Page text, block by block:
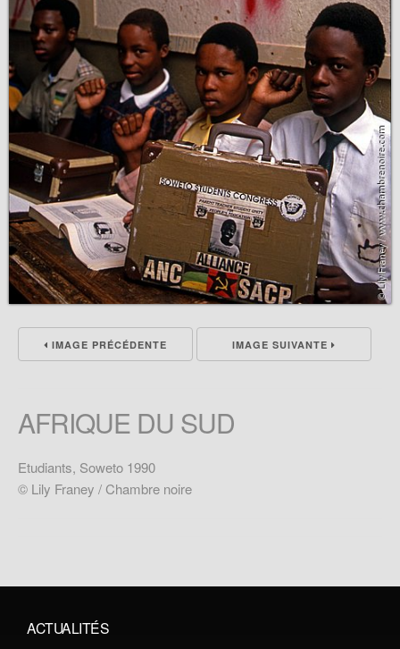
IMAGE PRÉCÉDENTE IMAGE SUIVANTE
AFRIQUE DU SUD
Etudiants, Soweto 1990
© Lily Franey / Chambre noire
ACTUALITÉS